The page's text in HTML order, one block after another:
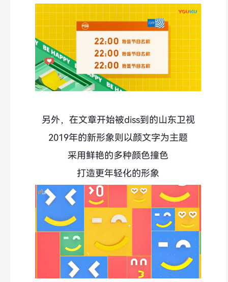
另外，在文章开始被diss到的山东卫视
2019年的新形象则以颜文字为主题
采用鲜艳的多种颜色撞色
打造更年轻化的形象